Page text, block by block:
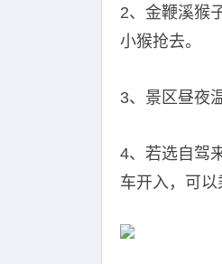
2、金鞭溪猴
小猴抢去。
3、景区昼夜
4、若选自驾
车开入，可以